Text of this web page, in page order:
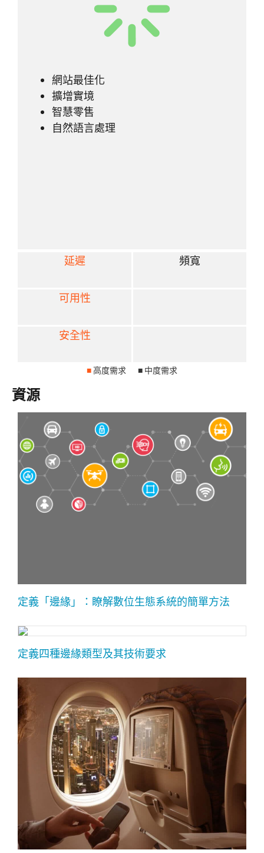
網站最佳化
擴增實境
智慧零售
自然語言處理
延遲 頻寬
可用性
安全性
■高度需求 ■ 中度需求
資源
定義「邊緣」：瞭解數位生態系統的簡單方法
定義四種邊緣類型及其技術要求